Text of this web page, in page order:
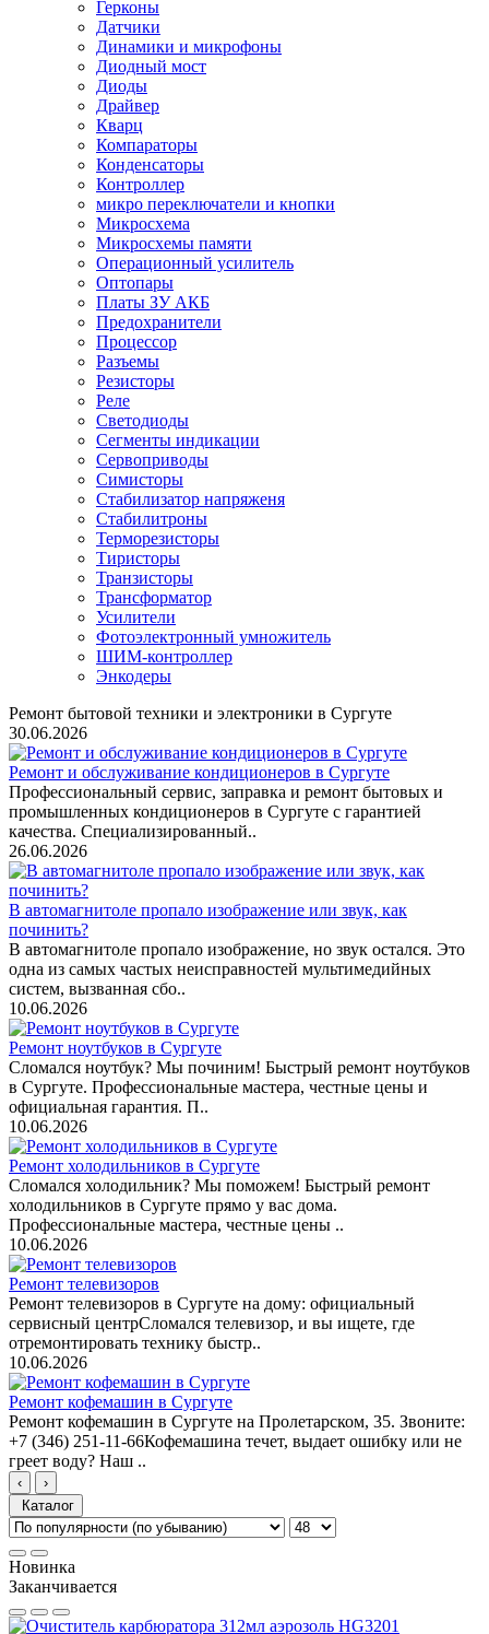
Герконы
Датчики
Динамики и микрофоны
Диодный мост
Диоды
Драйвер
Кварц
Компараторы
Конденсаторы
Контроллер
микро переключатели и кнопки
Микросхема
Микросхемы памяти
Операционный усилитель
Оптопары
Платы ЗУ АКБ
Предохранители
Процессор
Разъемы
Резисторы
Реле
Светодиоды
Сегменты индикации
Сервоприводы
Симисторы
Стабилизатор напряженя
Стабилитроны
Терморезисторы
Тиристоры
Транзисторы
Трансформатор
Усилители
Фотоэлектронный умножитель
ШИМ-контроллер
Энкодеры
Ремонт бытовой техники и электроники в Сургуте
30.06.2026
Ремонт и обслуживание кондиционеров в Сургуте
Профессиональный сервис, заправка и ремонт бытовых и
промышленных кондиционеров в Сургуте с гарантией
качества. Специализированный..
26.06.2026
В автомагнитоле пропало изображение или звук, как
починить?
В автомагнитоле пропало изображение, но звук остался. Это
одна из самых частых неисправностей мультимедийных
систем, вызванная сбо..
10.06.2026
Ремонт ноутбуков в Сургуте
Сломался ноутбук? Мы починим! Быстрый ремонт ноутбуков
в Сургуте. Профессиональные мастера, честные цены и
официальная гарантия. П..
10.06.2026
Ремонт холодильников в Сургуте
Сломался холодильник? Мы поможем! Быстрый ремонт
холодильников в Сургуте прямо у вас дома.
Профессиональные мастера, честные цены ..
10.06.2026
Ремонт телевизоров
Ремонт телевизоров в Сургуте на дому: официальный
сервисный центрСломался телевизор, и вы ищете, где
отремонтировать технику быстр..
10.06.2026
Ремонт кофемашин в Сургуте
Ремонт кофемашин в Сургуте на Пролетарском, 35. Звоните:
+7 (346) 251-11-66Кофемашина течет, выдает ошибку или не
греет воду? Наш ..
‹
›
Каталог
Новинка
Заканчивается